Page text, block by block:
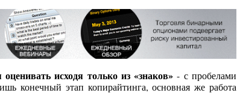
оценивать исходя только из «знаков» - с пробелами
конечный этап копирайтинга, основная же работа